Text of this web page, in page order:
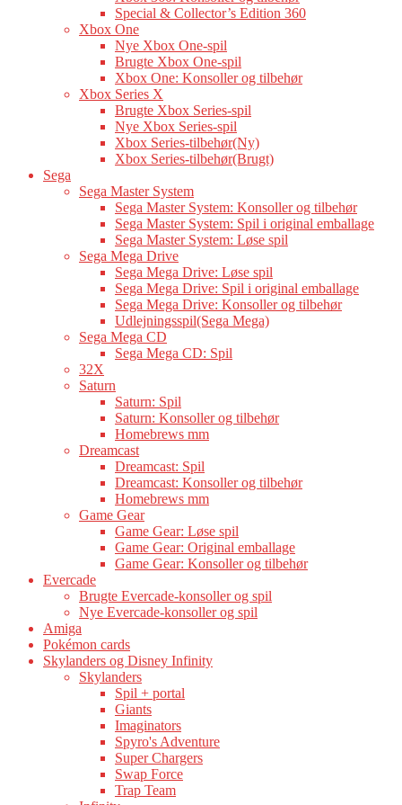
Special & Collector’s Edition 360
Xbox One
Nye Xbox One-spil
Brugte Xbox One-spil
Xbox One: Konsoller og tilbehør
Xbox Series X
Brugte Xbox Series-spil
Nye Xbox Series-spil
Xbox Series-tilbehør(Ny)
Xbox Series-tilbehør(Brugt)
Sega
Sega Master System
Sega Master System: Konsoller og tilbehør
Sega Master System: Spil i original emballage
Sega Master System: Løse spil
Sega Mega Drive
Sega Mega Drive: Løse spil
Sega Mega Drive: Spil i original emballage
Sega Mega Drive: Konsoller og tilbehør
Udlejningsspil(Sega Mega)
Sega Mega CD
Sega Mega CD: Spil
32X
Saturn
Saturn: Spil
Saturn: Konsoller og tilbehør
Homebrews mm
Dreamcast
Dreamcast: Spil
Dreamcast: Konsoller og tilbehør
Homebrews mm
Game Gear
Game Gear: Løse spil
Game Gear: Original emballage
Game Gear: Konsoller og tilbehør
Evercade
Brugte Evercade-konsoller og spil
Nye Evercade-konsoller og spil
Amiga
Pokémon cards
Skylanders og Disney Infinity
Skylanders
Spil + portal
Giants
Imaginators
Spyro's Adventure
Super Chargers
Swap Force
Trap Team